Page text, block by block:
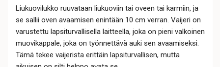
Liukuovilukko ruuvataan liukuoviin tai oveen tai karmiin, ja
se sallii oven avaamisen enintään 10 cm verran. Vaijeri on
varustettu lapsiturvallisella laitteella, joka on pieni valkoinen
muovikappale, joka on työnnettävä auki sen avaamiseksi.
Tämä tekee vaijerista erittäin lapsiturvallisen, mutta